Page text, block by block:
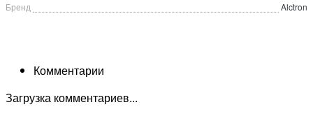
Бренд
Alctron
Комментарии
Загрузка комментариев...